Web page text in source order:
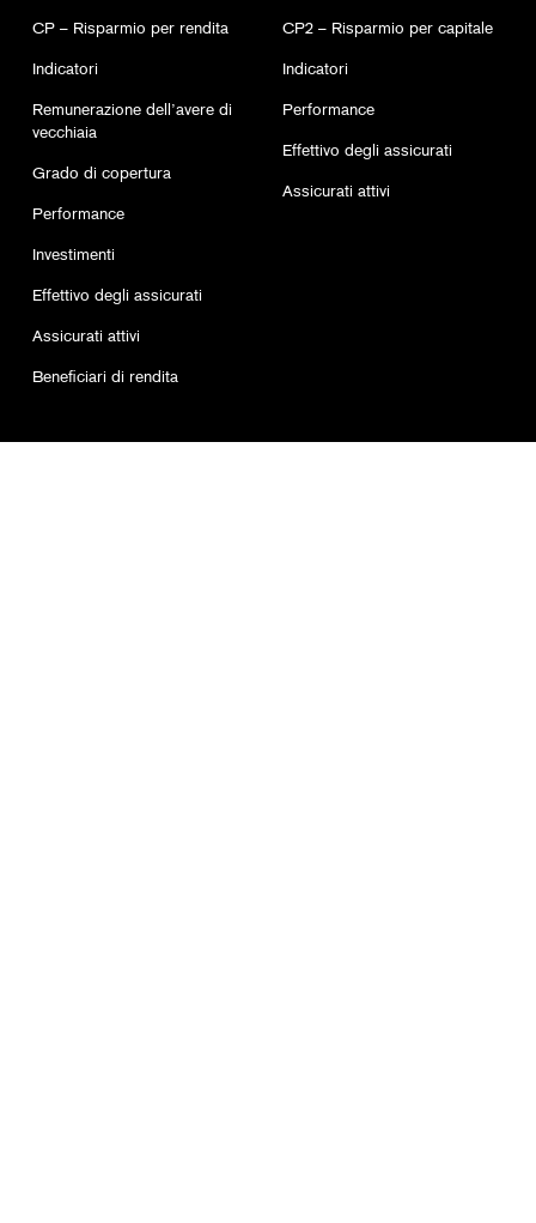
CP – Risparmio per rendita
Indicatori
Remunerazione dell’avere di
vecchiaia
Grado di copertura
Performance
Investimenti
Effettivo degli assicurati
Assicurati attivi
Beneficiari di rendita
CP2 – Risparmio per capitale
Indicatori
Performance
Effettivo degli assicurati
Assicurati attivi